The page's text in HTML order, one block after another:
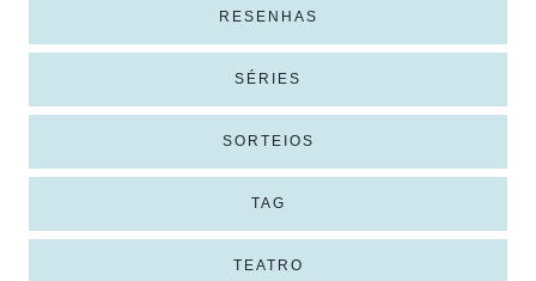
RESENHAS
SÉRIES
SORTEIOS
TAG
TEATRO